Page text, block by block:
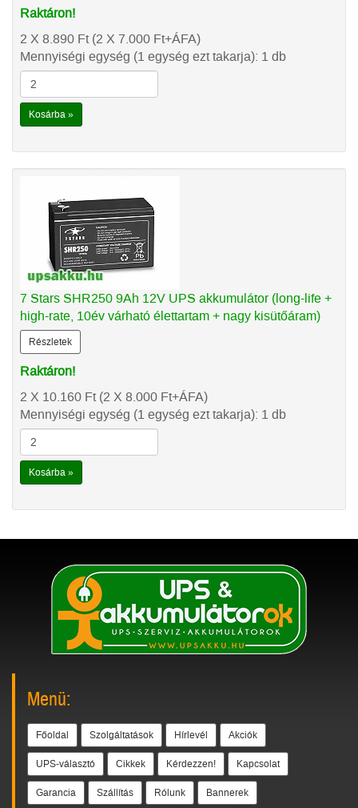
Raktáron!
2 X 8.890 Ft(2 X 7.000 Ft+ÁFA)
Mennyiségi egység (1 egység ezt takarja): 1 db
Kosárba »
7 Stars SHR250 9Ah 12V UPS akkumulátor (long-life +
high-rate, 10év várható élettartam + nagy kisütőáram)
Részletek
Raktáron!
2 X 10.160 Ft(2 X 8.000 Ft+ÁFA)
Mennyiségi egység (1 egység ezt takarja): 1 db
Kosárba »
Menü:
Főoldal Szolgáltatások Hírlevél Akciók
UPS-választó Cikkek Kérdezzen! Kapcsolat
Garancia Szállítás Rólunk Bannerek